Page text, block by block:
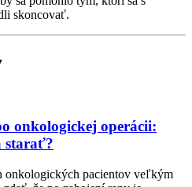
skoncovať.
onkologickej operácii:
starať?
onkologických pacientov veľkým